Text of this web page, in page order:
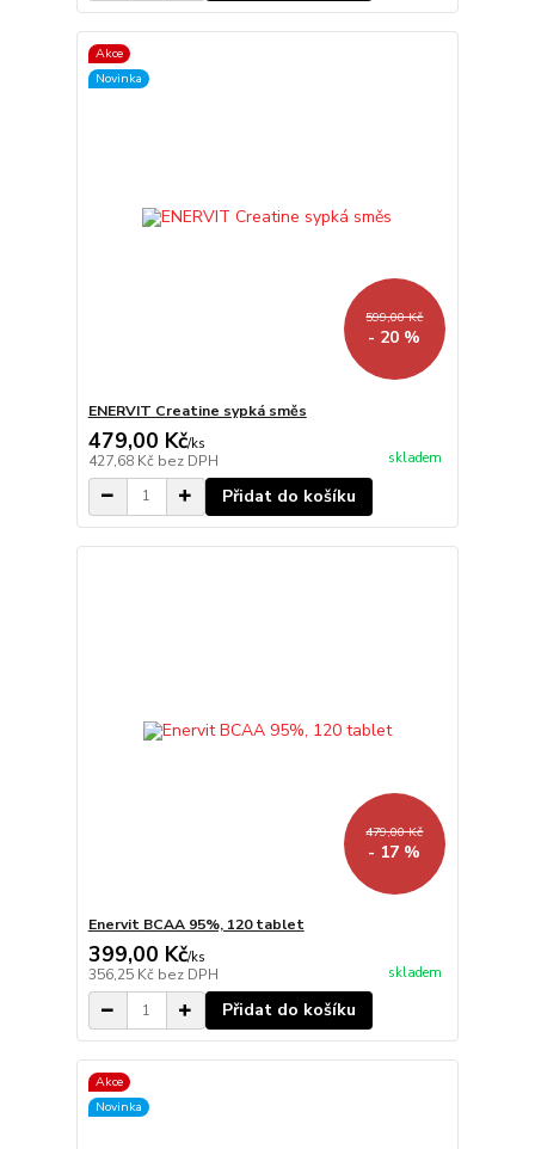
Akce
Novinka
599,00 Kč
- 20 %
ENERVIT Creatine sypká směs
479,00 Kč/ks
427,68 Kč bez DPH skladem
Přidat do košíku
479,00 Kč
- 17 %
Enervit BCAA 95%, 120 tablet
399,00 Kč/ks
356,25 Kč bez DPH skladem
Přidat do košíku
Akce
Novinka